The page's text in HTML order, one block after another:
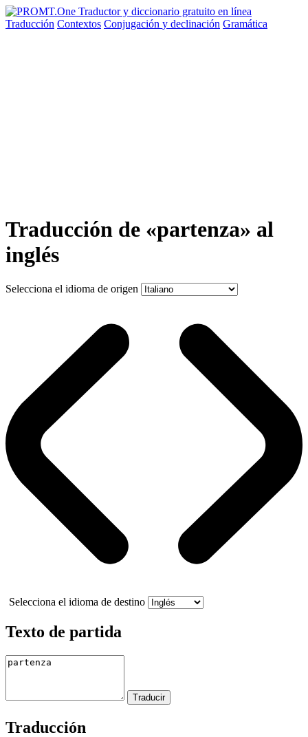
Traducción Contextos Conjugación y declinación Gramática
Traducción de «partenza» al
inglés
Selecciona el idioma de origen
Selecciona el idioma de destino
Texto de partida
Traducción